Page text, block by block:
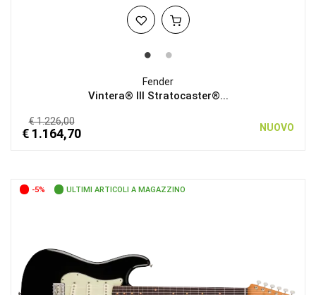
Fender
Vintera® III Stratocaster®...
€ 1.226,00
€ 1.164,70 NUOVO
-5% ULTIMI ARTICOLI A MAGAZZINO